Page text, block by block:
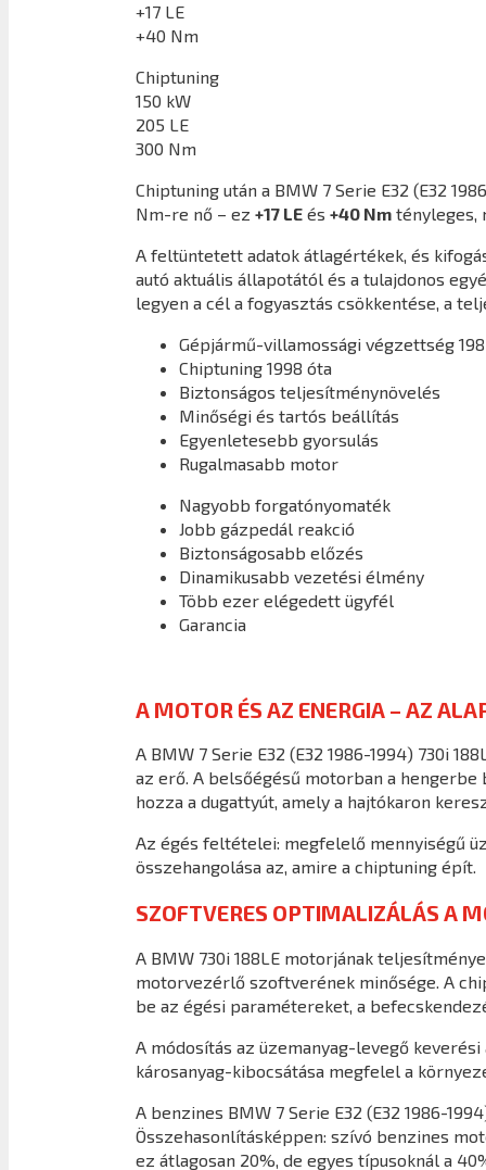
+17 LE
+40 Nm
Chiptuning
150 kW
205 LE
300 Nm
Chiptuning után a BMW 7 Serie E32 (E32
Nm-re nő – ez +17 LE és +40 Nm tényleges,
A feltüntetett adatok átlagértékek, és
autó aktuális állapotától és a tulajdonos
legyen a cél a fogyasztás csökkentése, a
Gépjármű-villamossági végzettség
Chiptuning 1998 óta
Biztonságos teljesítménynövelés
Minőségi és tartós beállítás
Egyenletesebb gyorsulás
Rugalmasabb motor
Nagyobb forgatónyomaték
Jobb gázpedál reakció
Biztonságosabb előzés
Dinamikusabb vezetési élmény
Több ezer elégedett ügyfél
Garancia
A MOTOR ÉS AZ ENERGIA – AZ
A BMW 7 Serie E32 (E32 1986-1994) 730i
az erő. A belsőégésű motorban a
hozza a dugattyút, amely a hajtókaron
Az égés feltételei: megfelelő mennyiségű
összehangolása az, amire a chiptuning épít.
SZOFTVERES OPTIMALIZÁLÁS A
A BMW 730i 188LE motorjának
motorvezérlő szoftverének minősége. A
be az égési paramétereket, a
A módosítás az üzemanyag-levegő
károsanyag-kibocsátása megfelel a
A benzines BMW 7 Serie E32 (E32 1986-
Összehasonlításképpen: szívó benzines
ez átlagosan 20%, de egyes típusoknál a